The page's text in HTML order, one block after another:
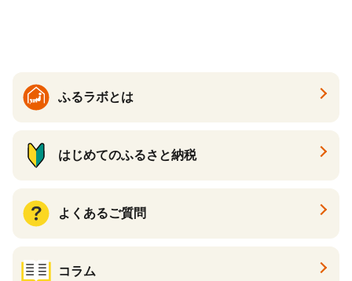
ふるラボとは
はじめてのふるさと納税
よくあるご質問
コラム